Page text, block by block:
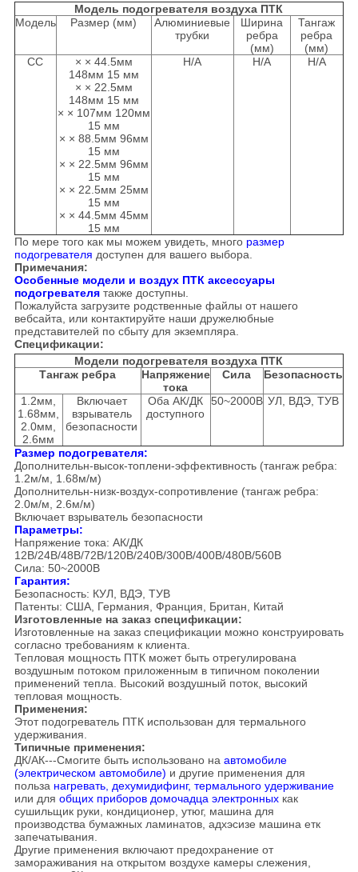
Модель подогревателя воздуха ПТК
Модель
Размер (мм)
Алюминиевые
трубки
Ширина
ребра
(мм)
Тангаж
ребра
(мм)
СС
× × 44.5мм
148мм 15 мм
× × 22.5мм
148мм 15 мм
× × 107мм 120мм
15 мм
× × 88.5мм 96мм
15 мм
× × 22.5мм 96мм
15 мм
× × 22.5мм 25мм
15 мм
× × 44.5мм 45мм
15 мм
Н/А Н/А Н/А
По мере того как мы можем увидеть, много размер
подогревателя доступен для вашего выбора.
Примечания:
Особенные модели и воздух ПТК аксессуары
подогревателятакже доступны.
Пожалуйста загрузите родственные файлы от нашего
вебсайта, или контактируйте наши дружелюбные
представителей по сбыту для экземпляра.
Спецификации:
Модели подогревателя воздуха ПТК
Тангаж ребра
Напряжение
тока
Сила Безопасность
1.2мм,
1.68мм,
2.0мм,
2.6мм
Включает
взрыватель
безопасности
Оба АК/ДК
доступного
50~2000В УЛ, ВДЭ, ТУВ
Размер подогревателя:
Дополнительн-высок-топлени-эффективность (тангаж ребра:
1.2м/м, 1.68м/м)
Дополнительн-низк-воздух-сопротивление (тангаж ребра:
2.0м/м, 2.6м/м)
Включает взрыватель безопасности
Параметры:
Напряжение тока: АК/ДК
12В/24В/48В/72В/120В/240В/300В/400В/480В/560В
Сила: 50~2000В
Гарантия:
Безопасность: КУЛ, ВДЭ, ТУВ
Патенты: США, Германия, Франция, Британ, Китай
Изготовленные на заказ спецификации:
Изготовленные на заказ спецификации можно конструировать
согласно требованиям к клиента.
Тепловая мощность ПТК может быть отрегулирована
воздушным потоком приложенным в типичном поколении
применений тепла. Высокий воздушный поток, высокий
тепловая мощность.
Применения:
Этот подогреватель ПТК использован для термального
удерживания.
Типичные применения:
ДК/АК---Смогите быть использовано на автомобиле
(электрическом автомобиле) и другие применения для
польза нагревать, дехумидифинг, термального удерживание
или для общих приборов домочадца электронныхкак
сушильщик руки, кондиционер, утюг, машина для
производства бумажных ламинатов, адхэсизе машина етк
запечатывания.
Другие применения включают предохранение от
замораживания на открытом воздухе камеры слежения,